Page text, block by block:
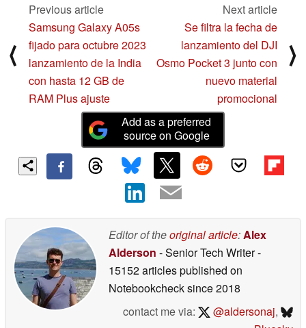
⟨
Previous article
Samsung Galaxy A05s
fijado para octubre 2023
lanzamiento de la India
con hasta 12 GB de
RAM Plus ajuste
Next article
Se filtra la fecha de
lanzamiento del DJI
Osmo Pocket 3 junto con
nuevo material
promocional
⟩
Add as a preferred
source on Google
Editor of theoriginal article:Alex
Alderson - Senior Tech Writer-
15152 articles published on
Notebookchecksince 2018
contact me via:
@aldersonaj,